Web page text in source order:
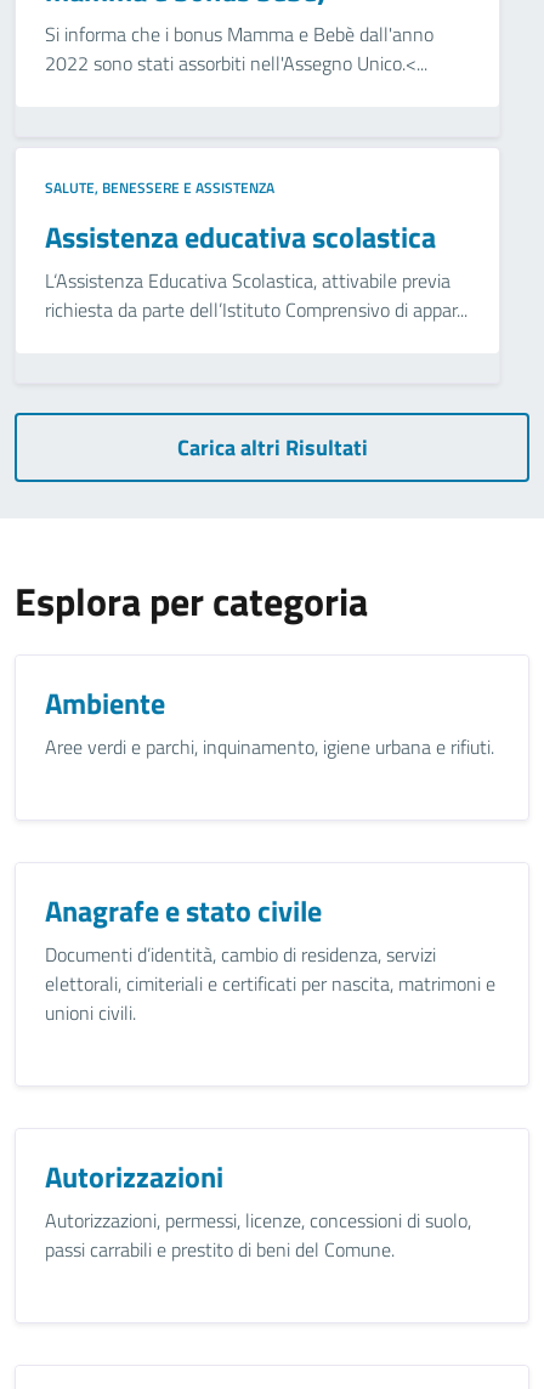
Si informa che i bonus Mamma e Bebè dall'anno
2022 sono stati assorbiti nell'Assegno Unico.<...
SALUTE, BENESSERE E ASSISTENZA
Assistenza educativa scolastica
L‘Assistenza Educativa Scolastica, attivabile previa
richiesta da parte dell’Istituto Comprensivo di appar...
Carica altri Risultati
Esplora per categoria
Ambiente
Aree verdi e parchi, inquinamento, igiene urbana e rifiuti.
Anagrafe e stato civile
Documenti d’identità, cambio di residenza, servizi
elettorali, cimiteriali e certificati per nascita, matrimoni e
unioni civili.
Autorizzazioni
Autorizzazioni, permessi, licenze, concessioni di suolo,
passi carrabili e prestito di beni del Comune.